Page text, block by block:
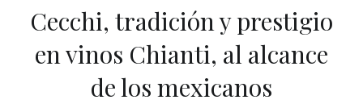
Cecchi, tradición y prestigio
en vinos Chianti, al alcance
de los mexicanos